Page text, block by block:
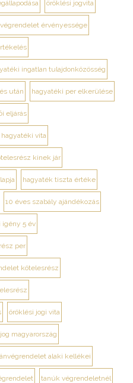
öröklési jogvita
végrendelet érvényessége
ingatlan tulajdonközösség
után hagyatéki per elkerülése
eljárás
vita
kinek jár
hagyaték tiszta értéke
10 éves szabály ajándékozás
igény 5 év
per
kötelesrész
öröklési jogi vita
magyarország
alaki kellékei
tanúk végrendeletnél